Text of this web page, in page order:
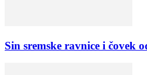
Sin sremske ravnice i čovek